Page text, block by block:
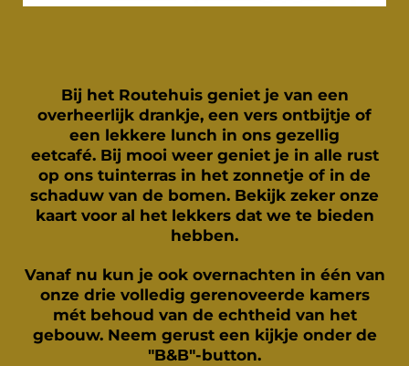
Bij het Routehuis geniet je van een
overheerlijk drankje, een vers ontbijtje of
een lekkere lunch in ons gezellig
eetcafé. Bij mooi weer geniet je in alle rust
op ons tuinterras in het zonnetje of in de
schaduw van de bomen. Bekijk zeker onze
kaart voor al het lekkers dat we te bieden
hebben.
Vanaf nu kun je ook overnachten in één van
onze drie volledig gerenoveerde kamers
mét behoud van de echtheid van het
gebouw. Neem gerust een kijkje onder de
"B&B"-button.